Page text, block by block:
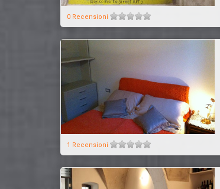
0 Recensioni
1 Recensioni